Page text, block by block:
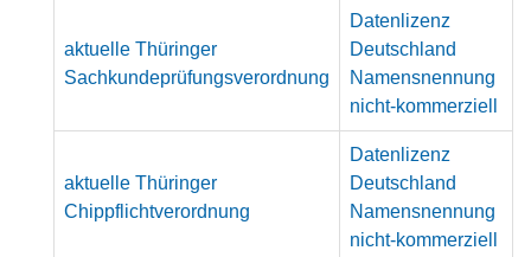
aktuelle Thüringer
Sachkundeprüfungsverordnung
Datenlizenz
Deutschland
Namensnennung
nicht-kommerziell
aktuelle Thüringer
Chippflichtverordnung
Datenlizenz
Deutschland
Namensnennung
nicht-kommerziell